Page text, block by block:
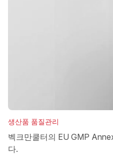
생산품 품질관리
벡크만쿨터의 EU GMP
다.